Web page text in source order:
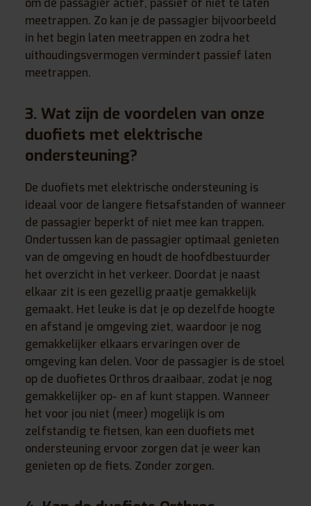
meetrappen. Zo kan je de passagier bijvoorbeeld
in het begin laten meetrappen en zodra het
uithoudingsvermogen vermindert passief laten
meetrappen.
3. Wat zijn de voordelen van onze
duofiets met elektrische
ondersteuning?
De duofiets met elektrische ondersteuning is
ideaal voor de langere fietsafstanden of wanneer
de passagier beperkt of niet mee kan trappen.
Ondertussen kan de passagier optimaal genieten
van de omgeving en houdt de hoofdbestuurder
het overzicht in het verkeer. Doordat je naast
elkaar zit is een gezellig praatje gemakkelijk
gemaakt. Het leuke is dat je op dezelfde hoogte
en afstand je omgeving ziet, waardoor je nog
gemakkelijker elkaars ervaringen over de
omgeving kan delen. Voor de passagier is de stoel
op de duofietes Orthros draaibaar, zodat je nog
gemakkelijker op- en af kunt stappen. Wanneer
het voor jou niet (meer) mogelijk is om
zelfstandig te fietsen, kan een duofiets met
ondersteuning ervoor zorgen dat je weer kan
genieten op de fiets. Zonder zorgen.